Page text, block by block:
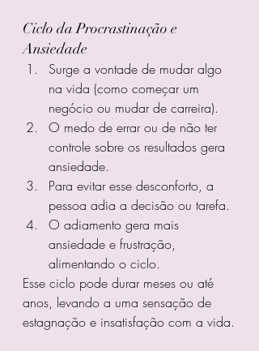
Ciclo da Procrastinação e
Ansiedade
Surge a vontade de mudar algo
na vida (como começar um
negócio ou mudar de carreira).
O medo de errar ou de não ter
controle sobre os resultados gera
ansiedade.
Para evitar esse desconforto, a
pessoa adia a decisão ou tarefa.
O adiamento gera mais
ansiedade e frustração,
alimentando o ciclo.
Esse ciclo pode durar meses ou até
anos, levando a uma sensação de
estagnação e insatisfação com a vida.